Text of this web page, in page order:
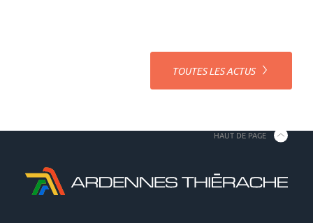
TOUTES LES ACTUS
HAUT DE PAGE